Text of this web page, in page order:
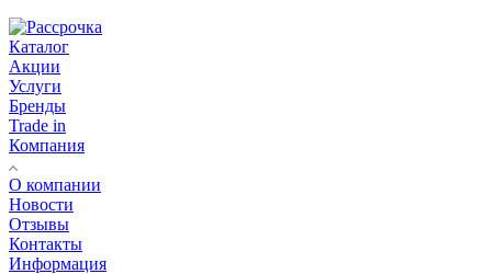
Каталог
Акции
Услуги
Бренды
Trade in
Компания
О компании
Новости
Отзывы
Контакты
Информация